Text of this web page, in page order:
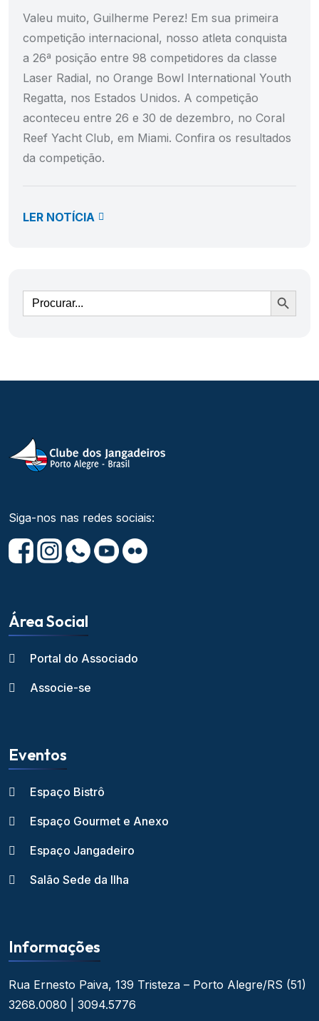
Valeu muito, Guilherme Perez! Em sua primeira
competição internacional, nosso atleta conquista
a 26ª posição entre 98 competidores da classe
Laser Radial, no Orange Bowl International Youth
Regatta, nos Estados Unidos. A competição
aconteceu entre 26 e 30 de dezembro, no Coral
Reef Yacht Club, em Miami. Confira os resultados
da competição.
LER NOTÍCIA
Ir
Siga-nos nas redes sociais:
Área Social
Portal do Associado
Associe-se
Eventos
Espaço Bistrô
Espaço Gourmet e Anexo
Espaço Jangadeiro
Salão Sede da Ilha
Informações
Rua Ernesto Paiva, 139 Tristeza – Porto Alegre/RS (51)
3268.0080 | 3094.5776